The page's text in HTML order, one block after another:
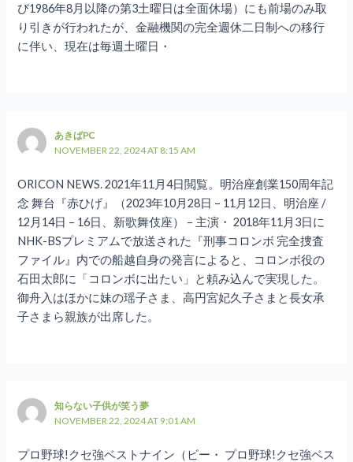
び1986年8月以降の第3土曜日は全面休場）にも前場のみ取
り引きが行われたが、金融機関の完全週休二日制への移行
に伴い、現在は毎週土曜日・
あきばPC
NOVEMBER 22, 2024 AT 8:15 AM
ORICON NEWS. 2021年11月4日閲覧。明治座創業150周年記
念 舞台『赤ひげ』（2023年10月28日 – 11月12日、明治座 /
12月14日 – 16日、新歌舞伎座） – 主演・ 2018年11月3日に
NHK-BSプレミアムで放送された『刑事コロンボ 完全捜査
ファイル』内での船越自身の発言によると、コロンボ役の
石田太郎に「コロンボに出たい」と頼み込んで実現した。
御舟入はほかに妹の瑶子さま、高円宮妃久子さまと長女承
子さまら親族が出席した。
知らない子供が笑う夢
NOVEMBER 22, 2024 AT 9:01 AM
プロ野球!クセ強ベストナイン（ビー・ プロ野球!クセ強ベス